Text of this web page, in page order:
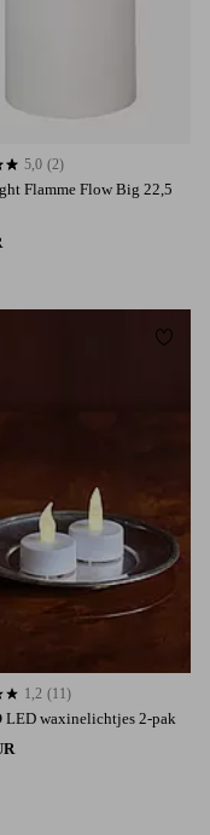
Flamme Flow Big 22,5
van 2 beoordelingen
5,0 (2)
favorieten
LED waxinelichtjes 2-pak
van 11 beoordelingen
1,2 (11)